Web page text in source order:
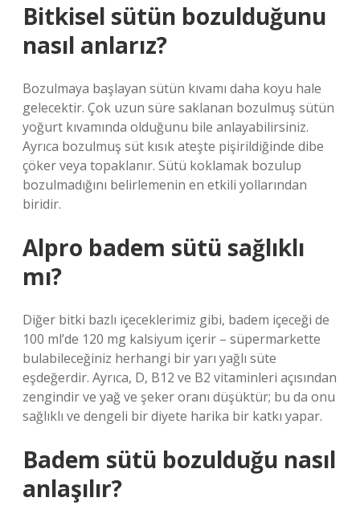
Bitkisel sütün bozulduğunu
nasıl anlarız?
Bozulmaya başlayan sütün kıvamı daha koyu hale
gelecektir. Çok uzun süre saklanan bozulmuş sütün
yoğurt kıvamında olduğunu bile anlayabilirsiniz.
Ayrıca bozulmuş süt kısık ateşte pişirildiğinde dibe
çöker veya topaklanır. Sütü koklamak bozulup
bozulmadığını belirlemenin en etkili yollarından
biridir.
Alpro badem sütü sağlıklı
mı?
Diğer bitki bazlı içeceklerimiz gibi, badem içeceği de
100 ml’de 120 mg kalsiyum içerir – süpermarkette
bulabileceğiniz herhangi bir yarı yağlı süte
eşdeğerdir. Ayrıca, D, B12 ve B2 vitaminleri açısından
zengindir ve yağ ve şeker oranı düşüktür; bu da onu
sağlıklı ve dengeli bir diyete harika bir katkı yapar.
Badem sütü bozulduğu nasıl
anlaşılır?